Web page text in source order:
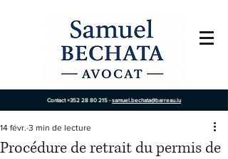
Contact +352 28 80 215 -samuel.bechata@barreau.lu
Procédure de retrait du permis de
14 févr. 3 min de lecture